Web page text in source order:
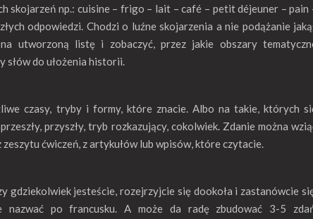
skojarzeń np.: cuisine – frigo – lait – café – petit déjeuner – pain
odpowiedzi. Chodzi o luźne skojarzenia a nie podążanie
utworzoną listę i zobaczyć, przez jakie obszary
słów do ułożenia historii.
czasy, tryby i formy, które znacie. Albo na takie, których
przyszły, tryb rozkazujący, cokolwiek. Zdanie można
ćwiczeń, z artykułów lub wpisów, które czytacie.
gdziekolwiek jesteście, rozejrzyjcie się dookoła i zastanówcie
nazwać po francusku. A może da radę zbudować 3-5